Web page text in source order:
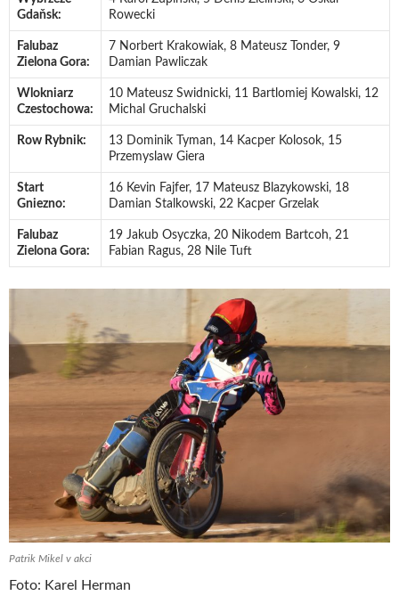
Gdaňsk:
Rowecki
Falubaz
Zielona Gora:
7 Norbert Krakowiak, 8 Mateusz Tonder, 9
Damian Pawliczak
Wlokniarz
Czestochowa:
10 Mateusz Swidnicki, 11 Bartlomiej Kowalski, 12
Michal Gruchalski
Row Rybnik:
13 Dominik Tyman, 14 Kacper Kolosok, 15
Przemyslaw Giera
Start
Gniezno:
16 Kevin Fajfer, 17 Mateusz Blazykowski, 18
Damian Stalkowski, 22 Kacper Grzelak
Falubaz
Zielona Gora:
19 Jakub Osyczka, 20 Nikodem Bartcoh, 21
Fabian Ragus, 28 Nile Tuft
Patrik Mikel v akci
Foto: Karel Herman